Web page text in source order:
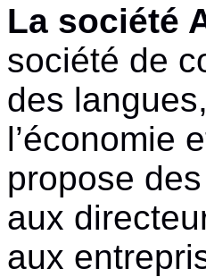
La société
société de
des langues
l’économie
propose
aux
aux